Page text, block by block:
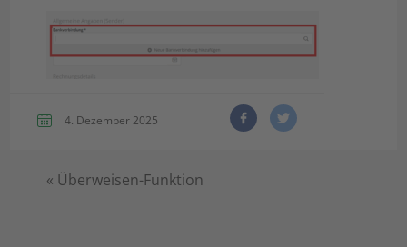
4. Dezember 2025
« Überweisen-Funktion